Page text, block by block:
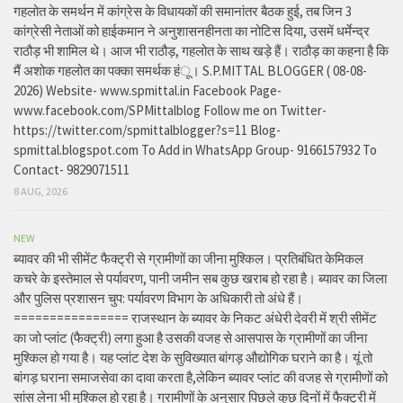
गहलोत के समर्थन में कांग्रेस के विधायकों की समानांतर बैठक हुई, तब जिन 3
कांग्रेसी नेताओं को हाईकमान ने अनुशासनहीनता का नोटिस दिया, उसमें धर्मेन्द्र
राठौड़ भी शामिल थे। आज भी राठौड़, गहलोत के साथ खड़े हैं। राठौड़ का कहना है कि
मैं अशोक गहलोत का पक्का समर्थक हंू। S.P.MITTAL BLOGGER ( 08-08-
2026) Website- www.spmittal.in Facebook Page-
www.facebook.com/SPMittalblog Follow me on Twitter-
https://twitter.com/spmittalblogger?s=11 Blog-
spmittal.blogspot.com To Add in WhatsApp Group- 9166157932 To
Contact- 9829071511
8 AUG, 2026
NEW
ब्यावर की भी सीमेंट फैक्ट्री से ग्रामीणों का जीना मुश्किल। प्रतिबंधित केमिकल
कचरे के इस्तेमाल से पर्यावरण, पानी जमीन सब कुछ खराब हो रहा है। ब्यावर का जिला
और पुलिस प्रशासन चुप: पर्यावरण विभाग के अधिकारी तो अंधे हैं।
================ राजस्थान के ब्यावर के निकट अंधेरी देवरी में श्री सीमेंट
का जो प्लांट (फैक्ट्री) लगा हुआ है उसकी वजह से आसपास के ग्रामीणों का जीना
मुश्किल हो गया है। यह प्लांट देश के सुविख्यात बांगड़ औद्योगिक घराने का है। यूं तो
बांगड़ घराना समाजसेवा का दावा करता है,लेकिन ब्यावर प्लांट की वजह से ग्रामीणों को
सांस लेना भी मुश्किल हो रहा है। ग्रामीणों के अनुसार पिछले कुछ दिनों में फैक्ट्री में